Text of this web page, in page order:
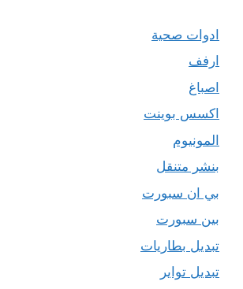
ادوات صحية
ارفف
اصباغ
اكسس بوينت
المونيوم
بنشر متنقل
بي ان سبورت
بين سبورت
تبديل بطاريات
تبديل تواير